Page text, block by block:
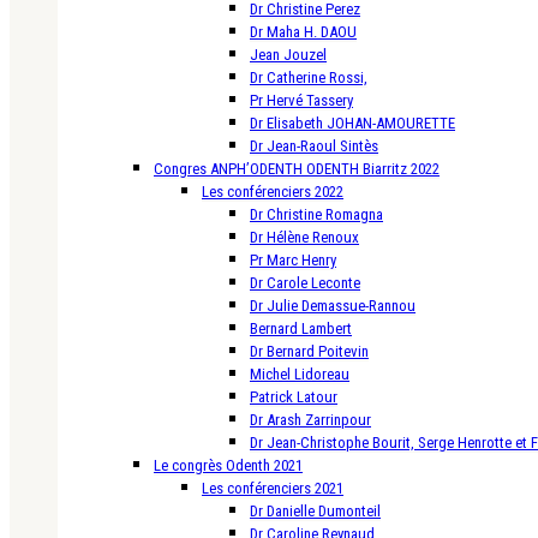
Dr Christine Perez
Dr Maha H. DAOU
Jean Jouzel
Dr Catherine Rossi,
Pr Hervé Tassery
Dr Elisabeth JOHAN-AMOURETTE
Dr Jean-Raoul Sintès
Congres ANPH’ODENTH ODENTH Biarritz 2022
Les conférenciers 2022
Dr Christine Romagna
Dr Hélène Renoux
Pr Marc Henry
Dr Carole Leconte
Dr Julie Demassue-Rannou
Bernard Lambert
Dr Bernard Poitevin
Michel Lidoreau
Patrick Latour
Dr Arash Zarrinpour
Dr Jean-Christophe Bourit, Serge Henrotte et
Le congrès Odenth 2021
Les conférenciers 2021
Dr Danielle Dumonteil
Dr Caroline Reynaud